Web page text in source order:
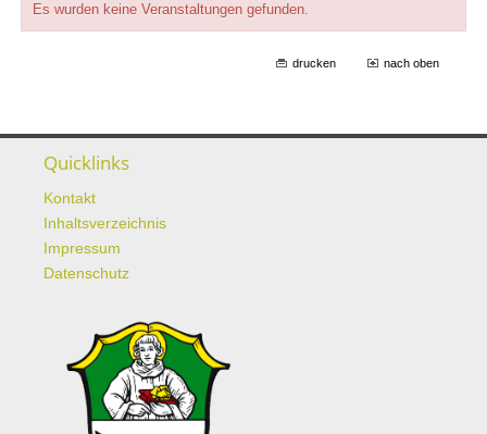
Es wurden keine Veranstaltungen gefunden.
drucken nach oben
Quicklinks
Kontakt
Inhaltsverzeichnis
Impressum
Datenschutz